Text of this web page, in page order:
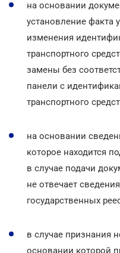
на основании
установление факта
изменения
транспортного
замены без
панели с
транспортного
на основании
которое находится
в случае подачи
не отвечает
государственных
в случае признания
основании которой